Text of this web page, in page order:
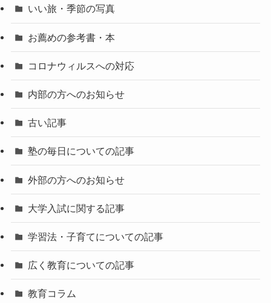
いい旅・季節の写真
お薦めの参考書・本
コロナウィルスへの対応
内部の方へのお知らせ
古い記事
塾の毎日についての記事
外部の方へのお知らせ
大学入試に関する記事
学習法・子育てについての記事
広く教育についての記事
教育コラム